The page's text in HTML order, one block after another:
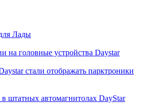
Лады
на головные устройства Daystar
стали отображать парктроники
в штатных автомагнитолах DayStar